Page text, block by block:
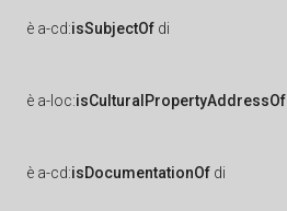
è a-cd:isSubjectOf di
è a-loc:isCulturalPropertyAddressOf
è a-cd:isDocumentationOf di